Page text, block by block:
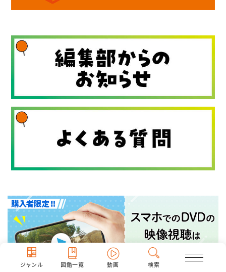
ジャンル 図鑑一覧 動画 検索